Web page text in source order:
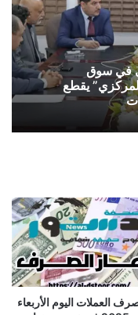
في سوق
يقطع
العملات اليوم الأربعاء